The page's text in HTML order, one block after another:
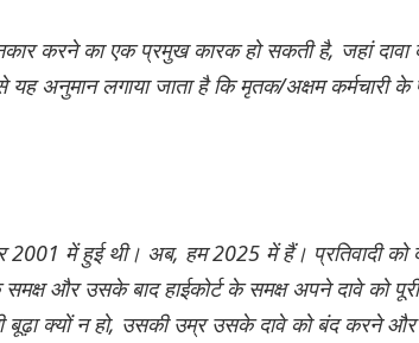
करने का एक प्रमुख कारक हो सकती है, जहां दावा
अनुमान लगाया जाता है कि मृतक/अक्षम कर्मचारी के
2001 में हुई थी। अब, हम 2025 में हैं। प्रतिवादी को
और उसके बाद हाईकोर्ट के समक्ष अपने दावे को
भी बूढ़ा क्यों न हो, उसकी उम्र उसके दावे को बंद करने